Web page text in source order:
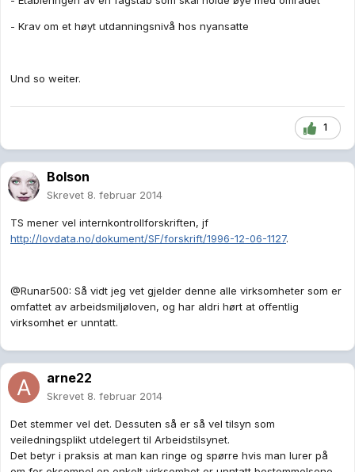
- Krav om et høyt utdanningsnivå hos nyansatte
Und so weiter.
1
Bolson
Skrevet 8. februar 2014
TS mener vel internkontrollforskriften, jf
http://lovdata.no/dokument/SF/forskrift/1996-12-06-1127.
@Runar500: Så vidt jeg vet gjelder denne alle virksomheter som er
omfattet av arbeidsmiljøloven, og har aldri hørt at offentlig
virksomhet er unntatt.
arne22
Skrevet 8. februar 2014
Det stemmer vel det. Dessuten så er så vel tilsyn som
veiledningsplikt utdelegert til Arbeidstilsynet.
Det betyr i praksis at man kan ringe og spørre hvis man lurer på